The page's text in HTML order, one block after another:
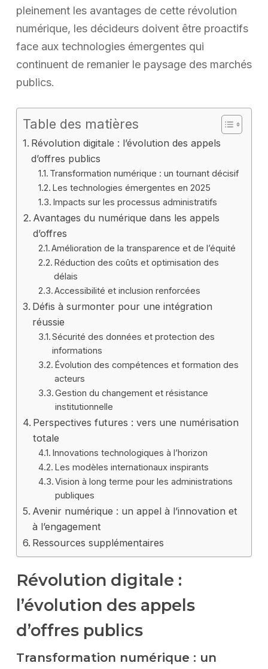
pleinement les avantages de cette révolution
numérique, les décideurs doivent être proactifs
face aux technologies émergentes qui
continuent de remanier le paysage des marchés
publics.
Table des matières
Révolution digitale : l’évolution des appels
d’offres publics
Transformation numérique : un tournant décisif
Les technologies émergentes en 2025
Impacts sur les processus administratifs
Avantages du numérique dans les appels
d’offres
Amélioration de la transparence et de l’équité
Réduction des coûts et optimisation des
délais
Accessibilité et inclusion renforcées
Défis à surmonter pour une intégration
réussie
Sécurité des données et protection des
informations
Évolution des compétences et formation des
acteurs
Gestion du changement et résistance
institutionnelle
Perspectives futures : vers une numérisation
totale
Innovations technologiques à l’horizon
Les modèles internationaux inspirants
Vision à long terme pour les administrations
publiques
Avenir numérique : un appel à l’innovation et
à l’engagement
Ressources supplémentaires
Révolution digitale :
l’évolution des appels
d’offres publics
Transformation numérique : un